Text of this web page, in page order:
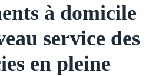
à domicile
service des
en pleine